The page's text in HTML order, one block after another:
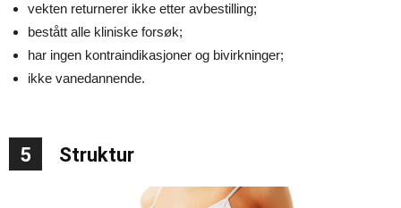
vekten returnerer ikke etter avbestilling;
bestått alle kliniske forsøk;
har ingen kontraindikasjoner og bivirkninger;
ikke vanedannende.
5 Struktur